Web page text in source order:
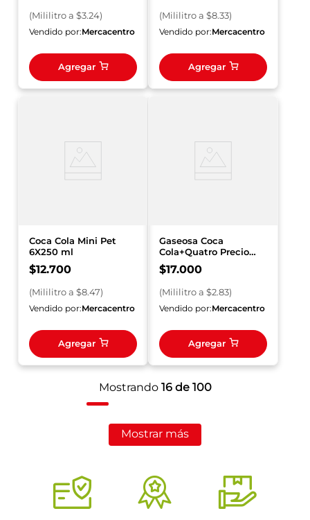
(Mililitroa $3.24)
Vendido por:Mercacentro
Agregar
(Mililitroa $8.33)
Vendido por:Mercacentro
Agregar
Coca Cola Mini Pet
6X250 ml
$12.700
(Mililitroa $8.47)
Vendido por:Mercacentro
Agregar
Gaseosa Coca
Cola+Quatro Precio
Especial 6000 ml
$17.000
(Mililitroa $2.83)
Vendido por:Mercacentro
Agregar
Mostrando 16 de 100
Mostrar más